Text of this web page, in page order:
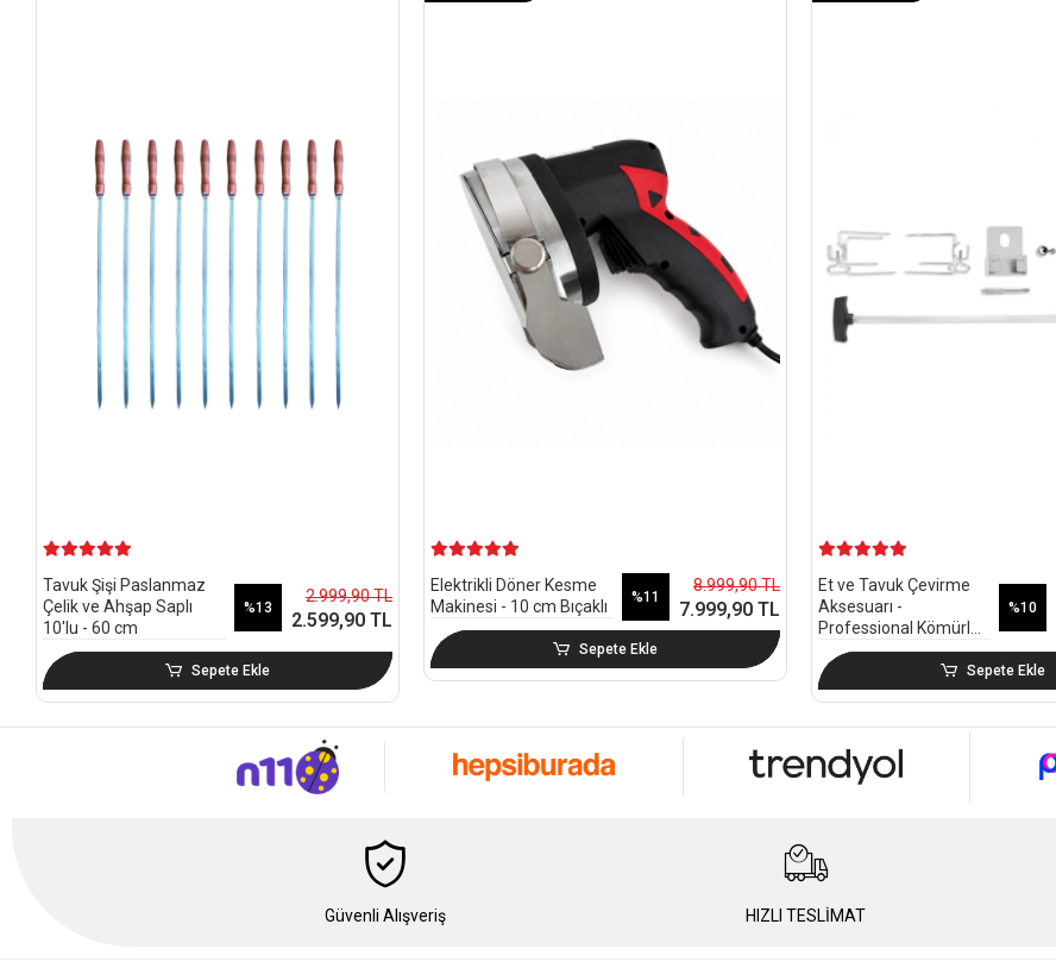
Tavuk Şişi Paslanmaz
Çelik ve Ahşap Saplı
10'lu - 60 cm
%13
2.999,90 TL
2.599,90 TL
Sepete Ekle
Elektrikli Döner Kesme
Makinesi - 10 cm Bıçaklı
%11
8.999,90 TL
7.999,90 TL
Sepete Ekle
Et ve Tavuk Çevirme
Aksesuarı -
Professional Kömürlü
Serisi
%10
Sepete Ekle
Güvenli Alışveriş HIZLI TESLİMAT